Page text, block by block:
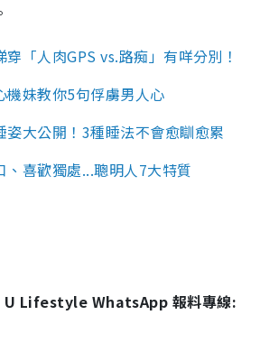
穿「人肉GPS vs.路痴」有咩分別！
機妹教你5句俘虜男人心
姿大公開！3種睡法不會愈瞓愈累
、喜歡獨處...聰明人7大特質
U Lifestyle WhatsApp 報料專線: